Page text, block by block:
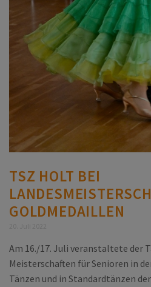
TSZ HOLT BEI
GOLDMEDAILLEN
Am 16./17. Juli veranstaltete der
Meisterschaften für Senioren in
Tänzen und in Standardtänzen